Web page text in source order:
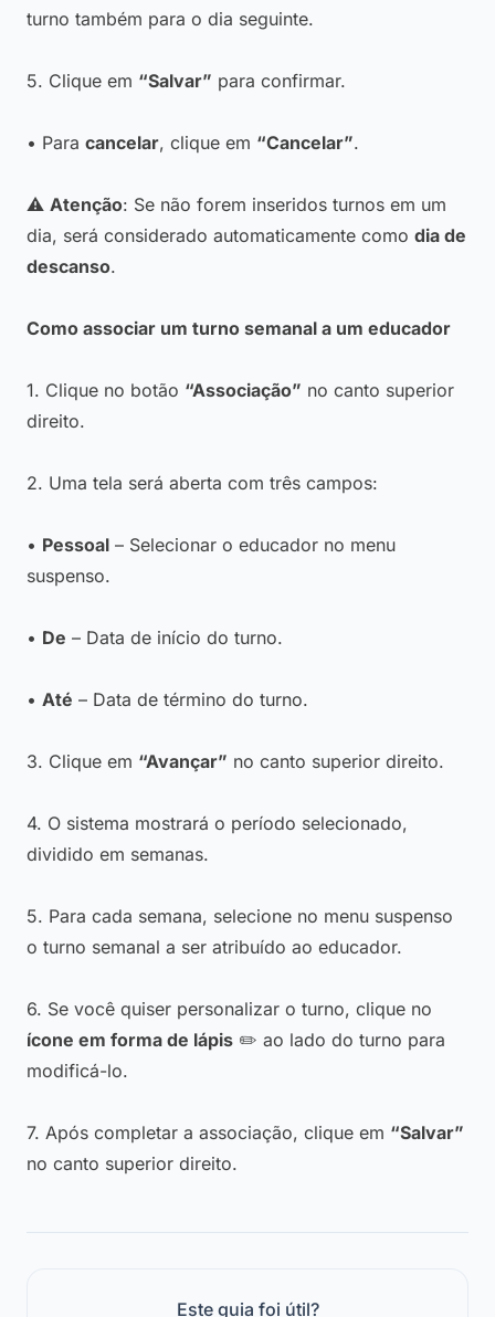
turno também para o dia seguinte.
5. Clique em “Salvar” para confirmar.
• Para cancelar, clique em “Cancelar”.
⚠️ Atenção: Se não forem inseridos turnos em um
dia, será considerado automaticamente como dia de
descanso.
Como associar um turno semanal a um educador
1. Clique no botão “Associação” no canto superior
direito.
2. Uma tela será aberta com três campos:
• Pessoal – Selecionar o educador no menu
suspenso.
• De – Data de início do turno.
• Até – Data de término do turno.
3. Clique em “Avançar” no canto superior direito.
4. O sistema mostrará o período selecionado,
dividido em semanas.
5. Para cada semana, selecione no menu suspenso
o turno semanal a ser atribuído ao educador.
6. Se você quiser personalizar o turno, clique no
ícone em forma de lápis ✏️ ao lado do turno para
modificá-lo.
7. Após completar a associação, clique em “Salvar”
no canto superior direito.
Este guia foi útil?